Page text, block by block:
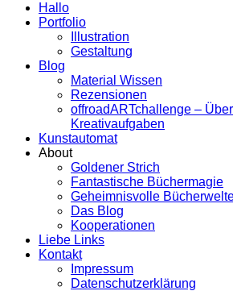
Hallo
Portfolio
Illustration
Gestaltung
Blog
Material Wissen
Rezensionen
offroadARTchallenge –
Kreativaufgaben
Kunstautomat
About
Goldener Strich
Fantastische Büchermagie
Geheimnisvolle
Das Blog
Kooperationen
Liebe Links
Kontakt
Impressum
Datenschutzerklärung